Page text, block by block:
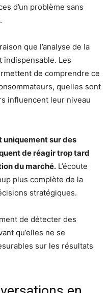
d’un problème sans
que l’analyse de la
indispensable. Les
de comprendre ce
quelles sont
influencent leur niveau
uniquement sur des
de réagir trop tard
du marché. L’écoute
plus complète de la
stratégiques.
de détecter des
qu’elles ne se
sur les résultats